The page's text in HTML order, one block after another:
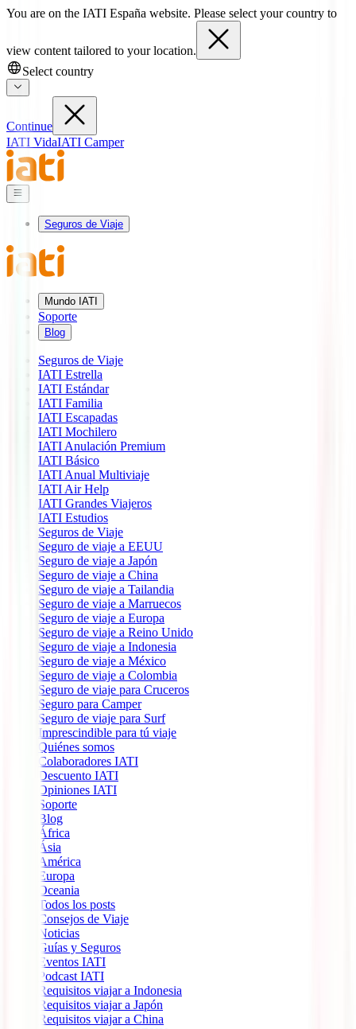
You are on the IATI España website. Please select your country to
view content tailored to your location.
Select country
Continue
IATI VidaIATI Camper
Seguros de Viaje
Mundo IATI
Soporte
Blog
Seguros de Viaje
IATI Estrella
IATI Estándar
IATI Familia
IATI Escapadas
IATI Mochilero
IATI Anulación Premium
IATI Básico
IATI Anual Multiviaje
IATI Air Help
IATI Grandes Viajeros
IATI Estudios
Seguros de Viaje
Seguro de viaje a EEUU
Seguro de viaje a Japón
Seguro de viaje a China
Seguro de viaje a Tailandia
Seguro de viaje a Marruecos
Seguro de viaje a Europa
Seguro de viaje a Reino Unido
Seguro de viaje a Indonesia
Seguro de viaje a México
Seguro de viaje a Colombia
Seguro de viaje para Cruceros
Seguro para Camper
Seguro de viaje para Surf
Imprescindible para tú viaje
Quiénes somos
Colaboradores IATI
Descuento IATI
Opiniones IATI
Soporte
Blog
África
Ásia
América
Europa
Oceania
Todos los posts
Consejos de Viaje
Noticias
Guías y Seguros
Eventos IATI
Podcast IATI
Requisitos viajar a Indonesia
Requisitos viajar a Japón
Requisitos viajar a China